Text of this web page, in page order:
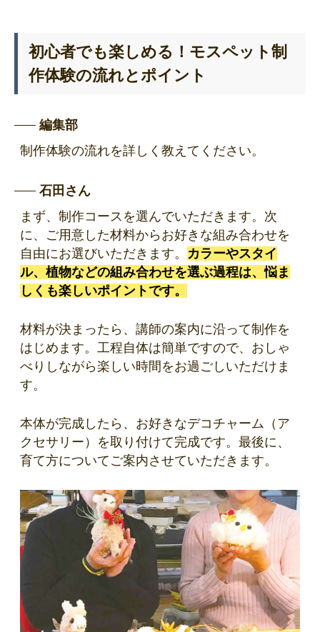
初心者でも楽しめる！モスペット制
作体験の流れとポイント
編集部
制作体験の流れを詳しく教えてください。
石田さん
まず、制作コースを選んでいただきます。次
に、ご用意した材料からお好きな組み合わせを
自由にお選びいただきます。 カラーやスタイ
ル、植物などの組み合わせを選ぶ過程は、悩ま
しくも楽しいポイントです。
材料が決まったら、講師の案内に沿って制作を
はじめます。工程自体は簡単ですので、おしゃ
べりしながら楽しい時間をお過ごしいただけま
す。
本体が完成したら、お好きなデコチャーム（ア
クセサリー）を取り付けて完成です。最後に、
育て方についてご案内させていただきます。